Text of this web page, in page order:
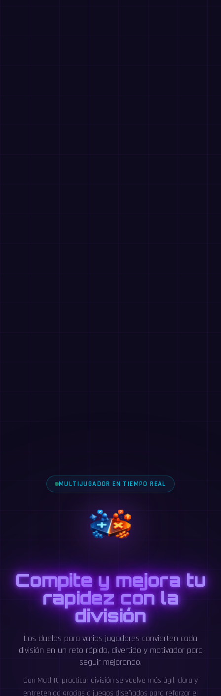
MULTIJUGADOR EN TIEMPO REAL
Compite y mejora tu
rapidez con la
división
Los duelos para varios jugadores convierten cada
división en un reto rápido, divertido y motivador para
seguir mejorando.
Con MathIt, practicar división se vuelve más ágil, clara y
entretenida gracias a juegos diseñados para reforzar el